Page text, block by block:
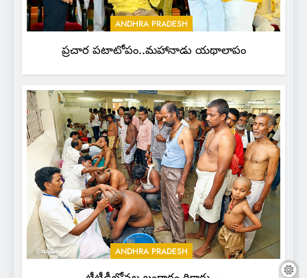
ANDHRA PRADESH
ప్రచార పటాటోపం..మహానాడు యథాలాపం
ANDHRA PRADESH